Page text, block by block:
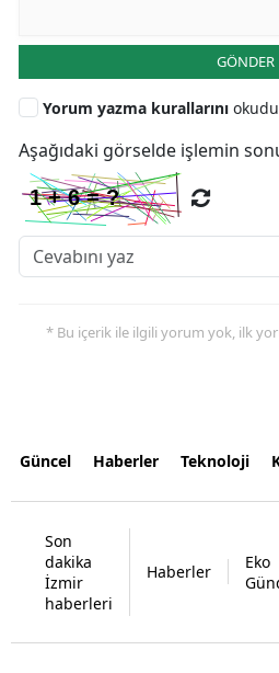
GÖNDER
Yorum yazma kurallarını
Aşağıdaki görselde işlemin
* Bu içerik ile ilgili yorum yok, ilk
Güncel Haberler Teknoloji
Son
dakika
İzmir
haberleri
Haberler
Eko